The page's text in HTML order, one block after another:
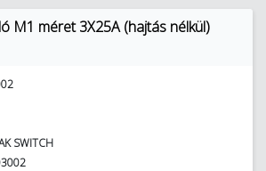
M1 méret 3X25A (hajtás nélkül)
SWITCH